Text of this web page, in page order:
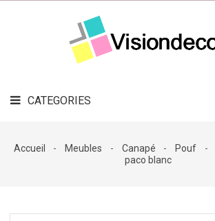
CATEGORIES
LE
MAG
DÉCO

Accueil Meubles Canapé Pouf
paco blanc